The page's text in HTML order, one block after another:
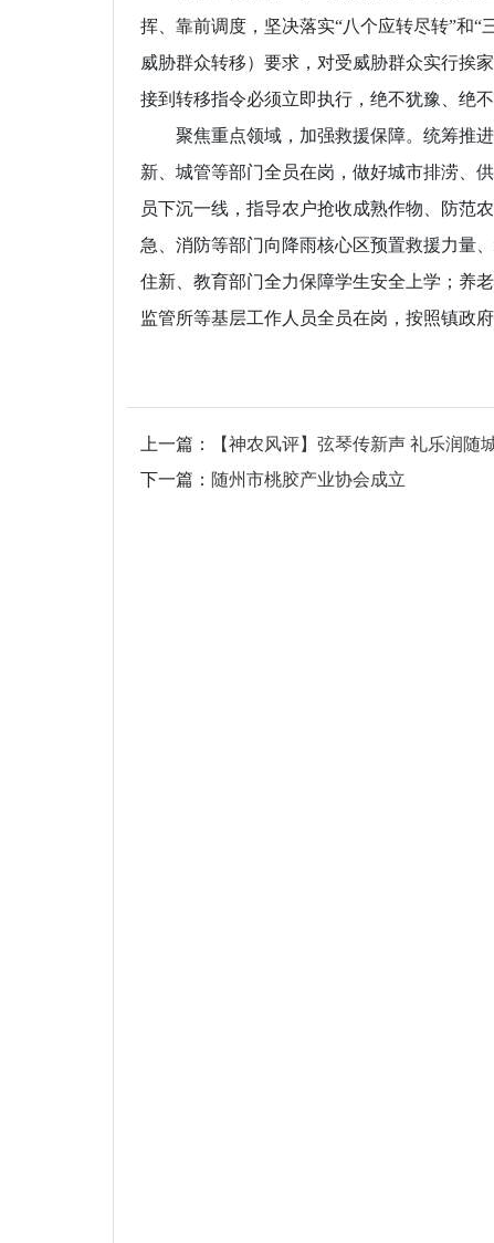
挥、靠前调度，坚决落实“八个应转尽转”和
威胁群众转移）要求，对受威胁群众实行挨
接到转移指令必须立即执行，绝不犹豫、绝不
聚焦重点领域，加强救援保障。统筹推进
新、城管等部门全员在岗，做好城市排涝、
员下沉一线，指导农户抢收成熟作物、防范
急、消防等部门向降雨核心区预置救援力量
住新、教育部门全力保障学生安全上学；养
监管所等基层工作人员全员在岗，按照镇政
上一篇：
【神农风评】弦琴传新声 礼乐润随
下一篇： 随州市桃胶产业协会成立